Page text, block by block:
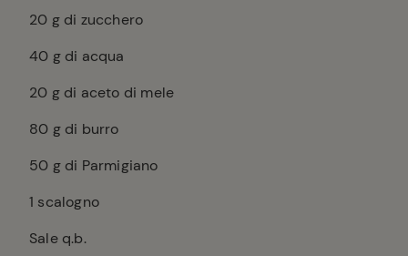
20 g di zucchero
40 g di acqua
20 g di aceto di mele
80 g di burro
50 g di Parmigiano
1 scalogno
Sale q.b.